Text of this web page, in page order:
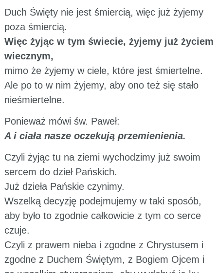
Duch Święty nie jest śmiercią, więc już żyjemy
poza śmiercią.
Więc żyjąc w tym świecie, żyjemy już życiem
wiecznym,
mimo że żyjemy w ciele, które jest śmiertelne.
Ale po to w nim żyjemy, aby ono też się stało
nieśmiertelne.
Ponieważ mówi św. Paweł:
A i ciała nasze oczekują przemienienia.
Czyli żyjąc tu na ziemi wychodzimy już swoim
sercem do dzieł Pańskich.
Już dzieła Pańskie czynimy.
Wszelką decyzję podejmujemy w taki sposób,
aby było to zgodnie całkowicie z tym co serce
czuje.
Czyli z prawem nieba i zgodne z Chrystusem i
zgodne z Duchem Świętym, z Bogiem Ojcem i